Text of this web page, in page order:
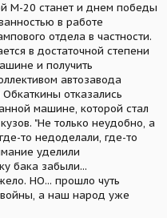
М-20 станет и днем победы
в работе
отдела в частности.
в достаточной степени
и получить
автозавода
отказались
машине, которой стал
"Не только неудобно, а
то недоделали, где-то
уделили
бака забыли...
НО... прошло чуть
а наш народ уже